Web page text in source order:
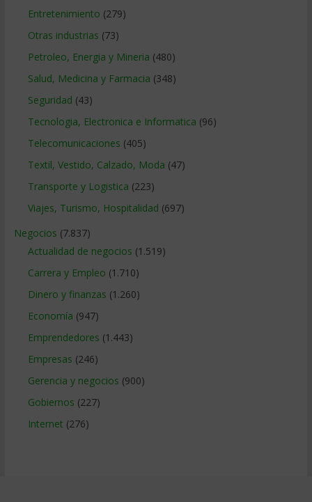
Entretenimiento (279)
Otras industrias (73)
Petroleo, Energia y Mineria (480)
Salud, Medicina y Farmacia (348)
Seguridad (43)
Tecnologia, Electronica e Informatica (96)
Telecomunicaciones (405)
Textil, Vestido, Calzado, Moda (47)
Transporte y Logistica (223)
Viajes, Turismo, Hospitalidad (697)
Negocios (7.837)
Actualidad de negocios (1.519)
Carrera y Empleo (1.710)
Dinero y finanzas (1.260)
Economía (947)
Emprendedores (1.443)
Empresas (246)
Gerencia y negocios (900)
Gobiernos (227)
Internet (276)